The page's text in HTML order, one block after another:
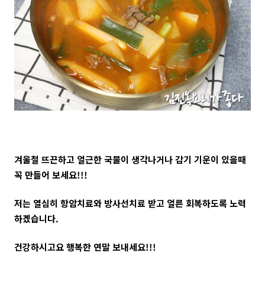
겨울철 뜨끈하고 얼근한 국물이 생각나거나 감기 기운이 있을때
꼭 만들어 보세요!!!
저는 열심히 항암치료와 방사선치료 받고 얼른 회복하도록 노력
하겠습니다.
건강하시고요 행복한 연말 보내세요!!!